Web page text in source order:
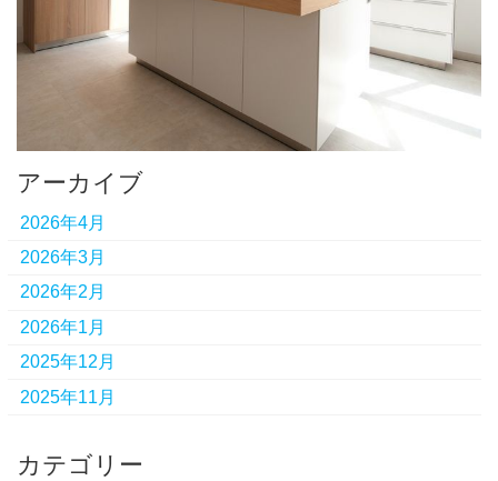
アーカイブ
2026年4月
2026年3月
2026年2月
2026年1月
2025年12月
2025年11月
カテゴリー